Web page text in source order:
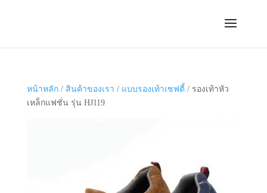
หน้าหลัก/ สินค้าของเรา / แบบรองเท้าเซฟตี้ / รองเท้าหัว
เหล็กแฟชั่น รุ่น HJ119